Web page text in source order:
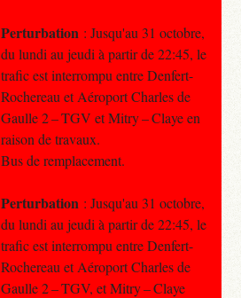
Perturbation : Jusqu'au 31 octobre,
du lundi au jeudi à partir de 22:45, le
trafic est interrompu entre Denfert-
Rochereau et Aéroport Charles de
Gaulle 2 – TGV et Mitry – Claye en
raison de travaux.
Bus de remplacement.
Perturbation : Jusqu'au 31 octobre,
du lundi au jeudi à partir de 22:45, le
trafic est interrompu entre Denfert-
Rochereau et Aéroport Charles de
Gaulle 2 – TGV, et Mitry – Claye